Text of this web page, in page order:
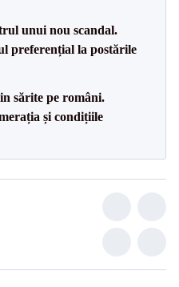
unui nou scandal.
preferențial la postările
sărite pe români.
și condițiile